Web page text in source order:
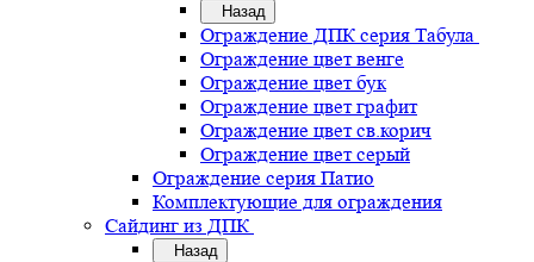
Назад
Ограждение ДПК серия Табула
Ограждение цвет венге
Ограждение цвет бук
Ограждение цвет графит
Ограждение цвет св.корич
Ограждение цвет серый
Ограждение серия Патио
Комплектующие для ограждения
Сайдинг из ДПК
Назад